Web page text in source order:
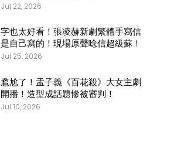
Jul 22, 2026
字也太好看！張凌赫新劇繁體手寫信
是自己寫的！現場原聲唸信超級蘇！
Jul 25, 2026
尷尬了！孟子義《百花殺》大女主劇
開播！造型成話題慘被審判！
Jul 10, 2026